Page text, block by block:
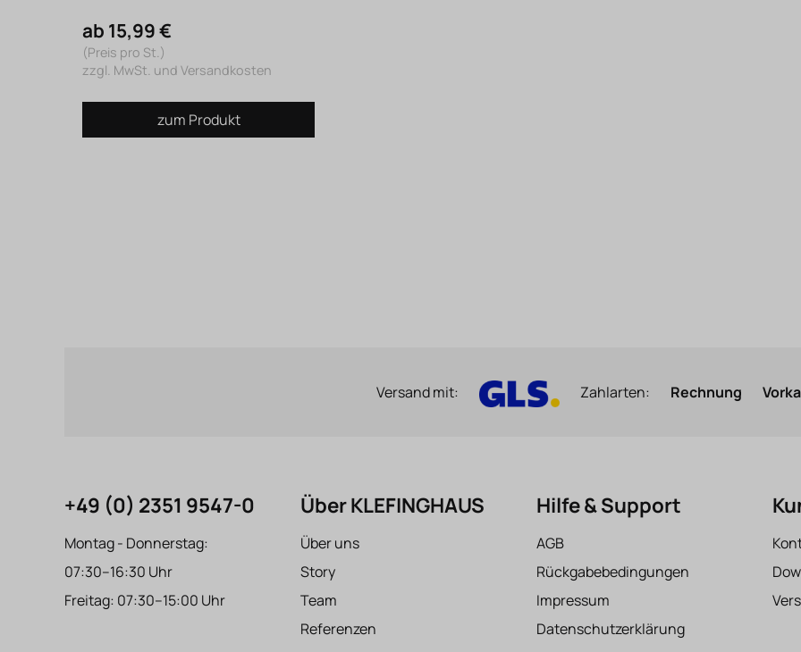
ab 15,99 €
(Preis pro St.)
zzgl. MwSt. und Versandkosten
zum Produkt
Versand mit: Zahlarten: Rechnung
+49 (0) 2351 9547-0
Montag - Donnerstag:
07:30–16:30 Uhr
Freitag: 07:30–15:00 Uhr
Über KLEFINGHAUS
Über uns
Story
Team
Referenzen
Hilfe & Support
AGB
Rückgabebedingungen
Impressum
Datenschutzerklärung